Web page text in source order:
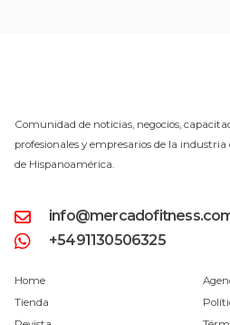
Comunidad de noticias, negocios,
profesionales y empresarios de la
de Hispanoamérica.
+5491130506325
Home
Tienda